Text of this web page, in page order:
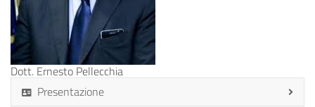
Dott. Ernesto Pellecchia
Presentazione